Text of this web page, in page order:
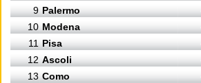
9 Palermo
10 Modena
11 Pisa
12 Ascoli
13 Como